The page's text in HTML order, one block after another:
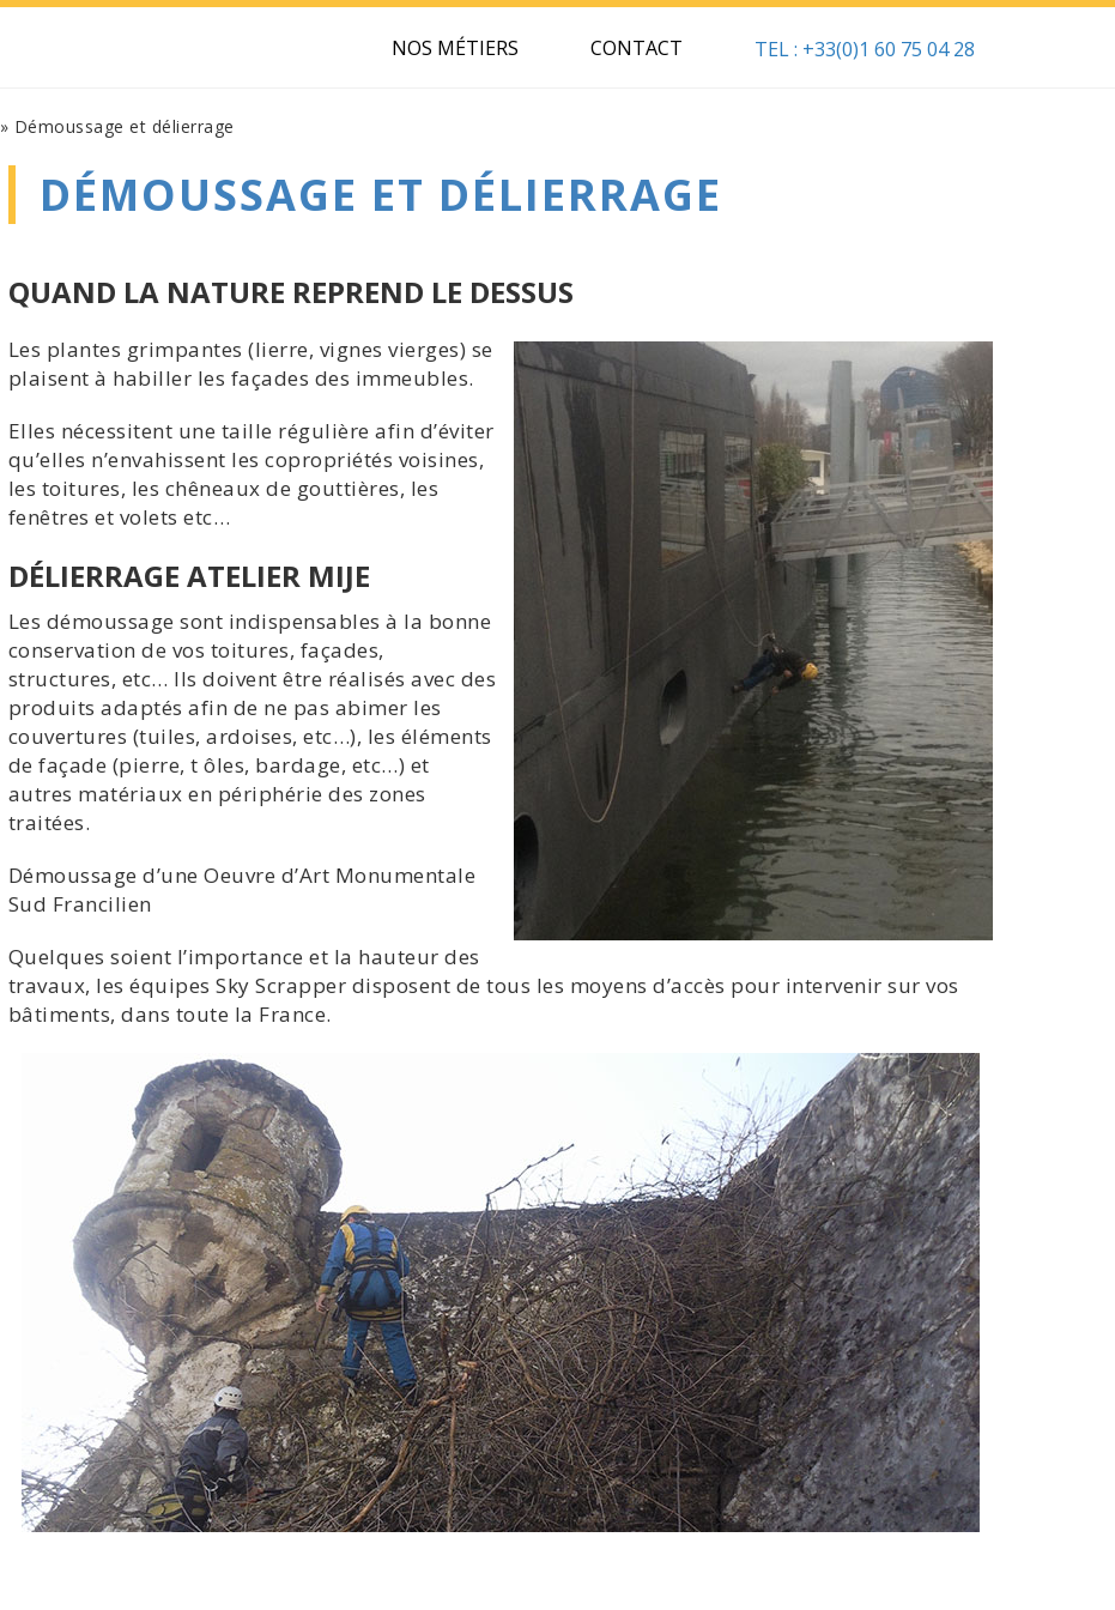
TEL : +33(0)1 60 75 04 28
NOS MÉTIERS CONTACT
» Démoussage et délierrage
DÉMOUSSAGE ET DÉLIERRAGE
QUAND LA NATURE REPREND LE DESSUS
Les plantes grimpantes (lierre, vignes vierges) se
plaisent à habiller les façades des immeubles.
Elles nécessitent une taille régulière afin d’éviter
qu’elles n’envahissent les copropriétés voisines,
les toitures, les chêneaux de gouttières, les
fenêtres et volets etc…
DÉLIERRAGE ATELIER MIJE
Les démoussage sont indispensables à la bonne
conservation de vos toitures, façades,
structures, etc… Ils doivent être réalisés avec des
produits adaptés afin de ne pas abimer les
couvertures (tuiles, ardoises, etc…), les éléments
de façade (pierre, t ôles, bardage, etc…) et
autres matériaux en périphérie des zones
traitées.
Démoussage d’une Oeuvre d’Art Monumentale
Sud Francilien
Quelques soient l’importance et la hauteur des
travaux, les équipes Sky Scrapper disposent de tous les moyens d’accès pour intervenir sur vos
bâtiments, dans toute la France.